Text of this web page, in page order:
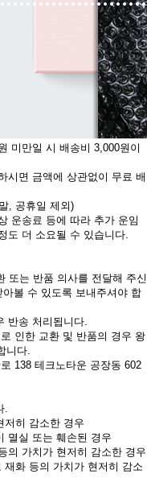
미만일 시 배송비 3,000원이
시면 금액에 상관없이 무료 배
, 공휴일 제외)
운송료 등에 따라 추가 운임
도 더 소요될 수 있습니다.
또는 반품 의사를 전달해 주신
볼 수 있도록 보내주셔야 합
반송 처리됩니다.
인한 교환 및 반품의 경우 왕
니다.
138 테크노타운 공장동 602
.
저히 감소한 경우
멸실 또는 훼손된 경우
의 가치가 현저히 감소한 경우
화 등의 가치가 현저히 감소